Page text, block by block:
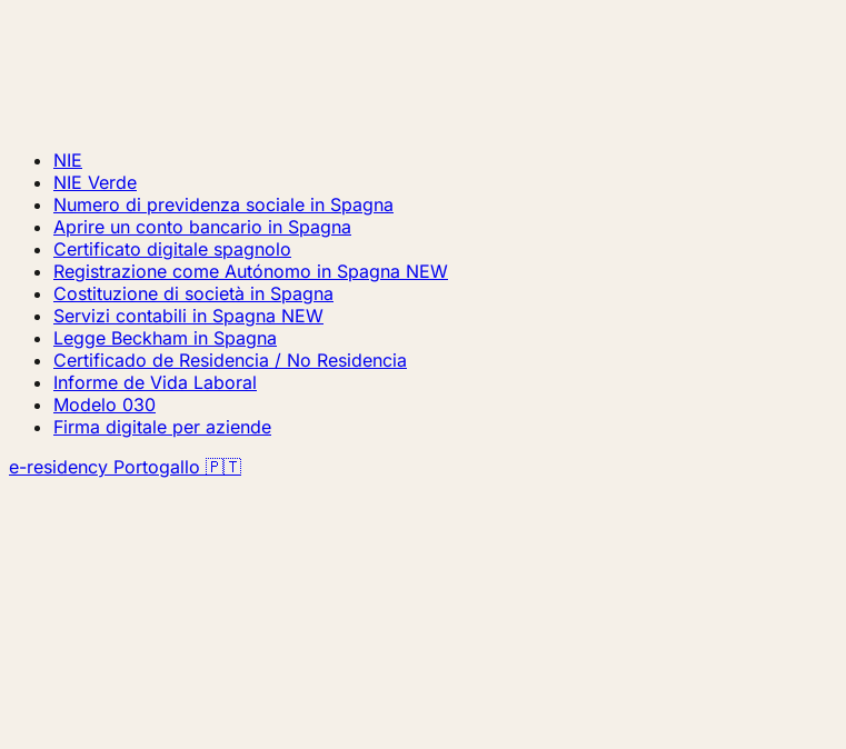
NIE
NIE Verde
Numero di previdenza sociale in Spagna
Aprire un conto bancario in Spagna
Certificato digitale spagnolo
Registrazione come Autónomo in Spagna NEW
Costituzione di società in Spagna
Servizi contabili in Spagna NEW
Legge Beckham in Spagna
Certificado de Residencia / No Residencia
Informe de Vida Laboral
Modelo 030
Firma digitale per aziende
e-residency Portogallo 🇵🇹